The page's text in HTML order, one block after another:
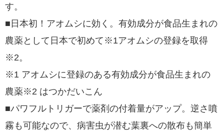
す。
■日本初！アオムシに効く。有効成分が食品生まれの
農薬として日本で初めて※1アオムシの登録を取得
※2。
※1 アオムシに登録のある有効成分が食品生まれの
農薬※2 はつかだいこん
■パワフルトリガーで薬剤の付着量がアップ。逆さ噴
霧も可能なので、病害虫が潜む葉裏への散布も簡単